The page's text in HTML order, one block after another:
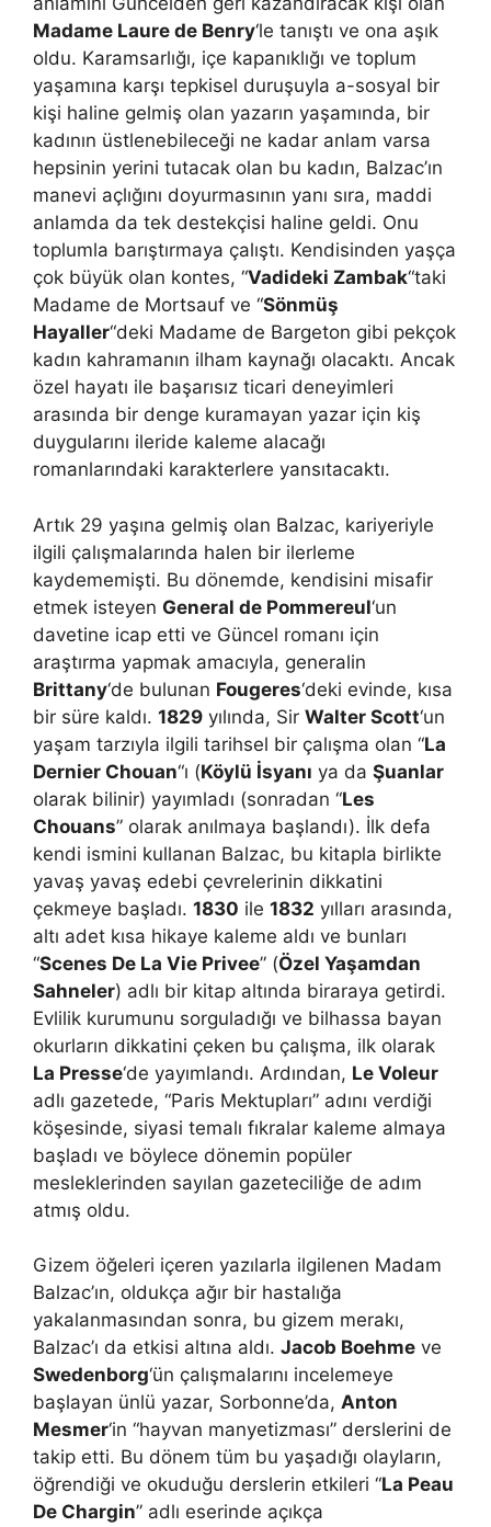
Madame Laure de Benry‘le tanıştı ve ona aşık
oldu. Karamsarlığı, içe kapanıklığı ve toplum
yaşamına karşı tepkisel duruşuyla a-sosyal bir
kişi haline gelmiş olan yazarın yaşamında, bir
kadının üstlenebileceği ne kadar anlam varsa
hepsinin yerini tutacak olan bu kadın, Balzac’ın
manevi açlığını doyurmasının yanı sıra, maddi
anlamda da tek destekçisi haline geldi. Onu
toplumla barıştırmaya çalıştı. Kendisinden yaşça
çok büyük olan kontes, “Vadideki Zambak“taki
Madame de Mortsauf ve “Sönmüş
Hayaller“deki Madame de Bargeton gibi pekçok
kadın kahramanın ilham kaynağı olacaktı. Ancak
özel hayatı ile başarısız ticari deneyimleri
arasında bir denge kuramayan yazar için kiş
duygularını ileride kaleme alacağı
romanlarındaki karakterlere yansıtacaktı.
Artık 29 yaşına gelmiş olan Balzac, kariyeriyle
ilgili çalışmalarında halen bir ilerleme
kaydememişti. Bu dönemde, kendisini misafir
etmek isteyen General de Pommereul‘un
davetine icap etti ve Güncel romanı için
araştırma yapmak amacıyla, generalin
Brittany‘de bulunan Fougeres‘deki evinde, kısa
bir süre kaldı. 1829 yılında, Sir Walter Scott‘un
yaşam tarzıyla ilgili tarihsel bir çalışma olan “La
Dernier Chouan“ı (Köylü İsyanı ya da Şuanlar
olarak bilinir) yayımladı (sonradan “Les
Chouans” olarak anılmaya başlandı). İlk defa
kendi ismini kullanan Balzac, bu kitapla birlikte
yavaş yavaş edebi çevrelerinin dikkatini
çekmeye başladı. 1830 ile 1832 yılları arasında,
altı adet kısa hikaye kaleme aldı ve bunları
“Scenes De La Vie Privee” (Özel Yaşamdan
Sahneler) adlı bir kitap altında biraraya getirdi.
Evlilik kurumunu sorguladığı ve bilhassa bayan
okurların dikkatini çeken bu çalışma, ilk olarak
La Presse‘de yayımlandı. Ardından, Le Voleur
adlı gazetede, “Paris Mektupları” adını verdiği
köşesinde, siyasi temalı fıkralar kaleme almaya
başladı ve böylece dönemin popüler
mesleklerinden sayılan gazeteciliğe de adım
atmış oldu.
Gizem öğeleri içeren yazılarla ilgilenen Madam
Balzac’ın, oldukça ağır bir hastalığa
yakalanmasından sonra, bu gizem merakı,
Balzac’ı da etkisi altına aldı. Jacob Boehme ve
Swedenborg‘ün çalışmalarını incelemeye
başlayan ünlü yazar, Sorbonne’da, Anton
Mesmer‘in “hayvan manyetizması” derslerini de
takip etti. Bu dönem tüm bu yaşadığı olayların,
öğrendiği ve okuduğu derslerin etkileri “La Peau
De Chargin” adlı eserinde açıkça